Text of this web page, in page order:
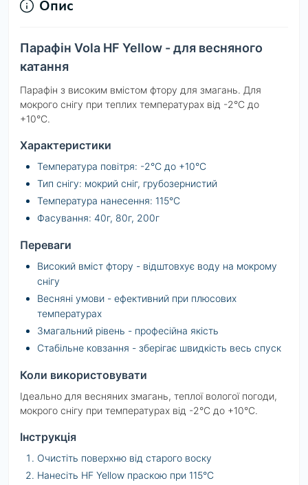
Опис
Парафін Vola HF Yellow - для весняного
катання
Парафін з високим вмістом фтору для змагань. Для
мокрого снігу при теплих температурах від -2°C до
+10°C.
Характеристики
Температура повітря: -2°C до +10°C
Тип снігу: мокрий сніг, грубозернистий
Температура нанесення: 115°C
Фасування: 40г, 80г, 200г
Переваги
Високий вміст фтору - відштовхує воду на мокрому
снігу
Весняні умови - ефективний при плюсових
температурах
Змагальний рівень - професійна якість
Стабільне ковзання - зберігає швидкість весь спуск
Коли використовувати
Ідеально для весняних змагань, теплої вологої погоди,
мокрого снігу при температурах від -2°C до +10°C.
Інструкція
Очистіть поверхню від старого воску
Нанесіть HF Yellow праскою при 115°C